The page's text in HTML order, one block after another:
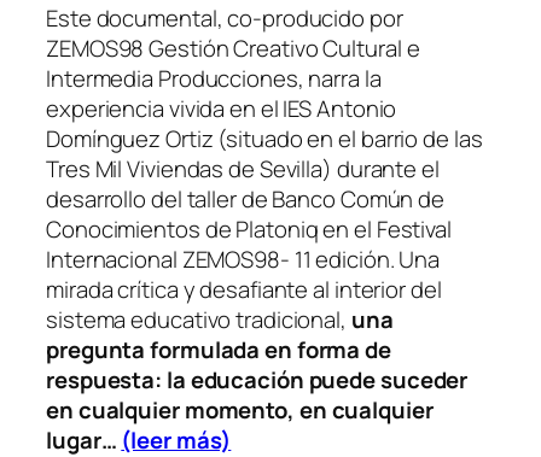
Este documental, co-producido por
ZEMOS98 Gestión Creativo Cultural e
Intermedia Producciones, narra la
experiencia vivida en el IES Antonio
Domínguez Ortiz (situado en el barrio de las
Tres Mil Viviendas de Sevilla) durante el
desarrollo del taller de Banco Común de
Conocimientos de Platoniq en el Festival
Internacional ZEMOS98- 11 edición. Una
mirada crítica y desafiante al interior del
sistema educativo tradicional, una
pregunta formulada en forma de
respuesta: la educación puede suceder
en cualquiermomento, en cualquier
lugar… (leer más)